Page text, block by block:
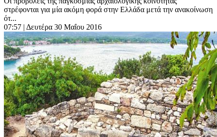
στρέφονται για μία ακόμη φορά στην Ελλάδα μετά την ανακοίνωση
ότ...
07:57 | Δευτέρα 30 Μαΐου 2016